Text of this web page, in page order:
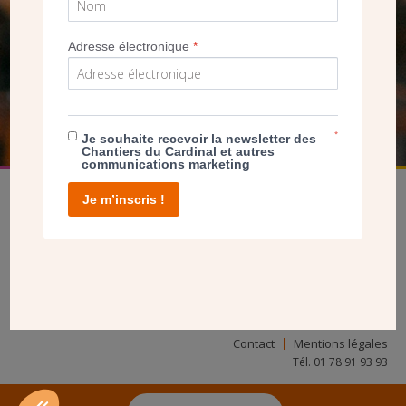
NOUS PERMET D’AGIR
Contact Mentions légales
Tél. 01 78 91 93 93
Adresse électronique*
Je souhaite recevoir la newsletter des
Chantiers du Cardinal et autres
communications marketing
*
Je m’inscris !